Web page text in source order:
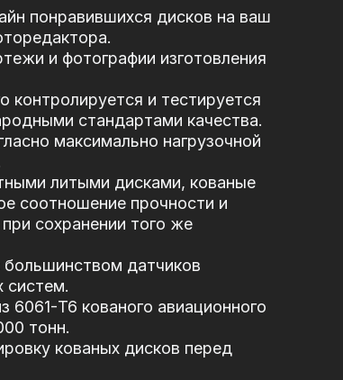
понравившихся дисков на ваш
и фотографии изготовления
контролируется и тестируется
стандартами качества.
максимально нагрузочной
литыми дисками, кованые
соотношение прочности и
сохранении того же
датчиков
систем.
6061-T6 кованого авиационного
тонн.
кованых дисков перед